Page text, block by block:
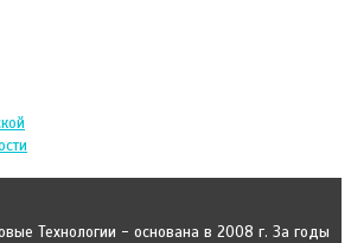
Технологии - основана в 2008 г. За годы